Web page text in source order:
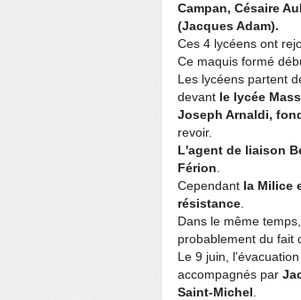
Campan, Césaire
(Jacques Adam).
Ces 4 lycéens ont
Ce maquis formé
Les lycéens partent
devant le lycée
Joseph Arnaldi,
revoir.
L'agent de liaison
Férion
Cependant la Milice
résistance
Dans le même
probablement du fait
Le 9 juin,
accompagnés par
Saint-Michel